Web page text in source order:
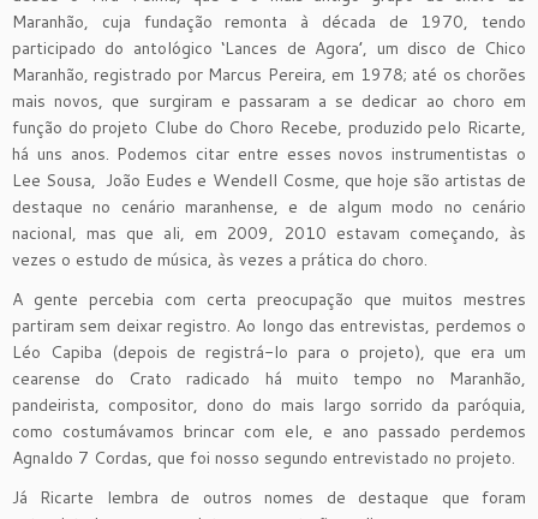
Maranhão, cuja fundação remonta à década de 1970, tendo
participado do antológico ‘Lances de Agora’, um disco de Chico
Maranhão, registrado por Marcus Pereira, em 1978; até os chorões
mais novos, que surgiram e passaram a se dedicar ao choro em
função do projeto Clube do Choro Recebe, produzido pelo Ricarte,
há uns anos. Podemos citar entre esses novos instrumentistas o
Lee Sousa, João Eudes e Wendell Cosme, que hoje são artistas de
destaque no cenário maranhense, e de algum modo no cenário
nacional, mas que ali, em 2009, 2010 estavam começando, às
vezes o estudo de música, às vezes a prática do choro.
A gente percebia com certa preocupação que muitos mestres
partiram sem deixar registro. Ao longo das entrevistas, perdemos o
Léo Capiba (depois de registrá-lo para o projeto), que era um
cearense do Crato radicado há muito tempo no Maranhão,
pandeirista, compositor, dono do mais largo sorrido da paróquia,
como costumávamos brincar com ele, e ano passado perdemos
Agnaldo 7 Cordas, que foi nosso segundo entrevistado no projeto.
Já Ricarte lembra de outros nomes de destaque que foram